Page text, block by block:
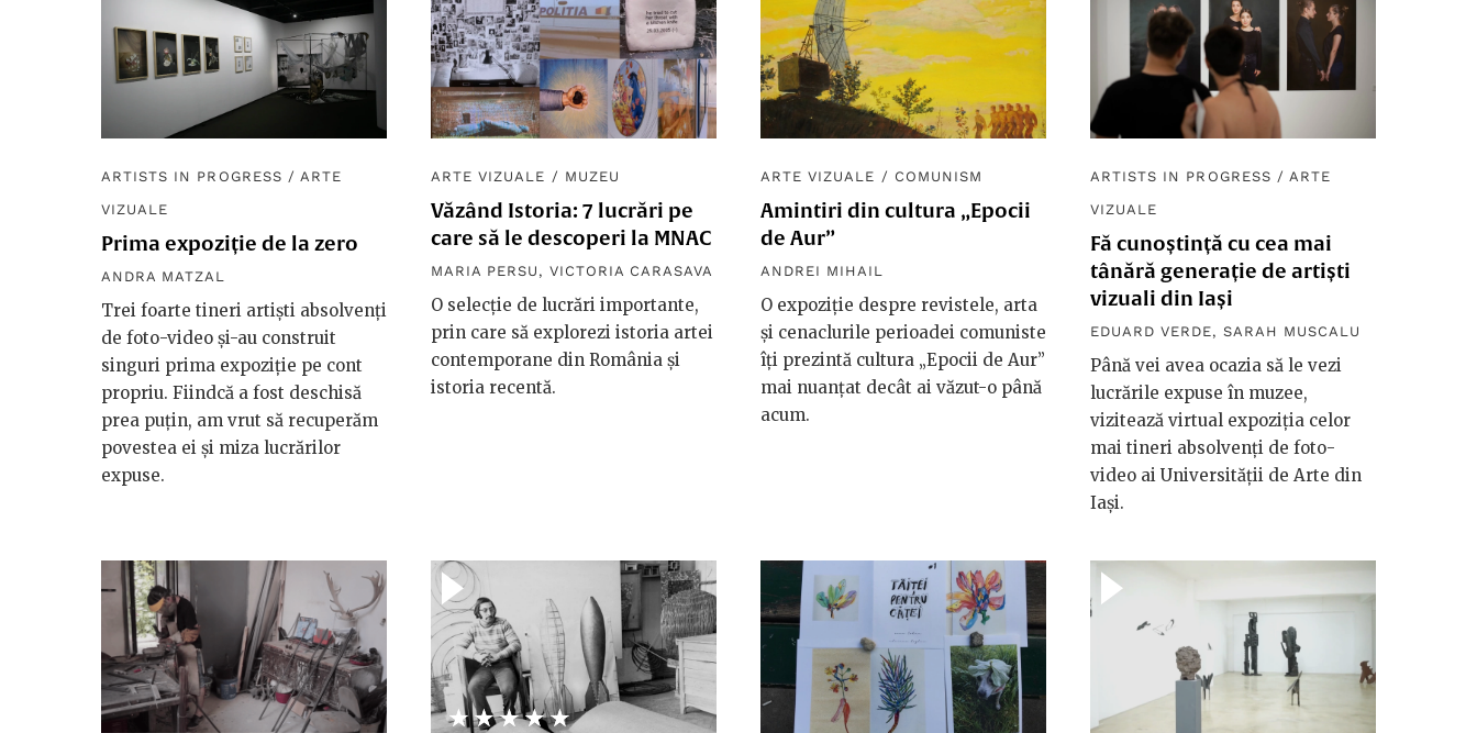
ARTISTS IN PROGRESS / ARTE
VIZUALE
Prima expoziție de la zero
ANDRA MATZAL
Trei foarte tineri artiști absolvenți
de foto-video și-au construit
singuri prima expoziție pe cont
propriu. Fiindcă a fost deschisă
prea puțin, am vrut să recuperăm
povestea ei și miza lucrărilor
expuse.
ARTE VIZUALE / MUZEU
Văzând Istoria: 7 lucrări pe
care să le descoperi la MNAC
MARIA PERSU , VICTORIA CARASAVA
O selecție de lucrări importante,
prin care să explorezi istoria artei
contemporane din România și
istoria recentă.
ARTE VIZUALE / COMUNISM
Amintiri din cultura „Epocii
de Aur”
ANDREI MIHAIL
O expoziție despre revistele, arta
și cenaclurile perioadei comuniste
îți prezintă cultura „Epocii de Aur”
mai nuanțat decât ai văzut-o până
acum.
ARTISTS IN PROGRESS / ARTE
VIZUALE
Fă cunoștință cu cea mai
tânără generație de artiști
vizuali din Iași
EDUARD VERDE, SARAH MUSCALU
Până vei avea ocazia să le vezi
lucrările expuse în muzee,
vizitează virtual expoziția celor
mai tineri absolvenți de foto-
video ai Universității de Arte din
Iași.
★★★★★
☆☆☆☆☆